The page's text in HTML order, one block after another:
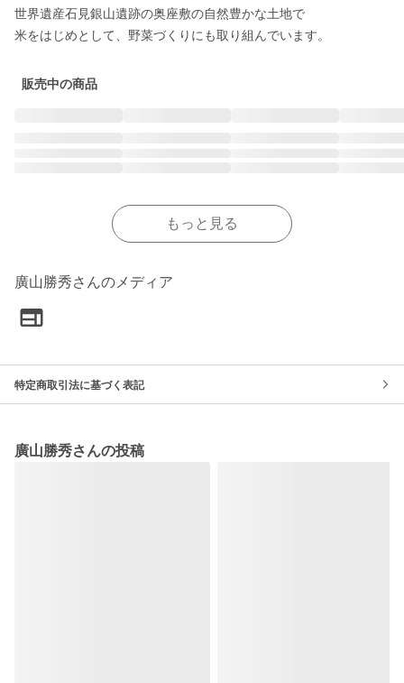
世界遺産石見銀山遺跡の奥座敷の自然豊かな土地で
米をはじめとして、野菜づくりにも取り組んでいます。
販売中の商品
もっと見る
廣山勝秀さんのメディア
特定商取引法に基づく表記
廣山勝秀さんの投稿